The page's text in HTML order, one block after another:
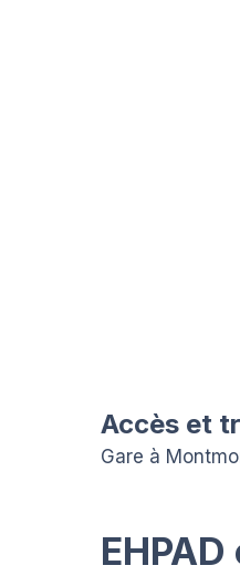
Accès et
Gare à